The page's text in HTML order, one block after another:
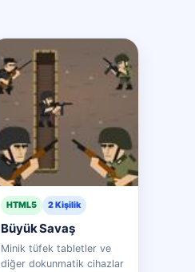
HTML5 2 Kişilik
Büyük Savaş
Minik tüfek tabletler ve
diğer dokunmatik cihazlar